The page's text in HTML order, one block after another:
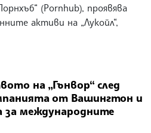
(Pornhub), проявява
активи на „Лукойл“,
на „Гънвор“ след
от Вашингтон и
за международните